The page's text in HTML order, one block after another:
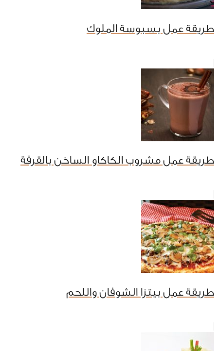
طريقة عمل بسبوسة الملوك
طريقة عمل مشروب الكاكاو الساخن بالقرفة
طريقة عمل بيتزا الشوفان واللحم